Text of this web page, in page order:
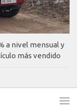
a nivel mensual y
más vendido